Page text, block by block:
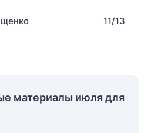
11/13
материалы июля для